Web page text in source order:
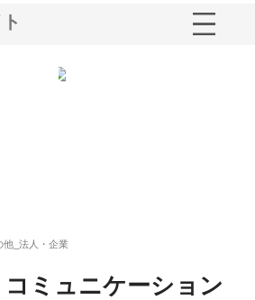
他_法人・企業
ミュニケーション